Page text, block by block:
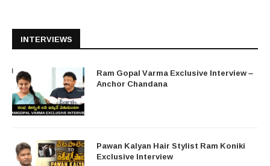
INTERVIEWS
Ram Gopal Varma Exclusive Interview –
Anchor Chandana
Pawan Kalyan Hair Stylist Ram Koniki
Exclusive Interview